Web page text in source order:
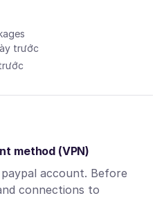
trước
method (VPN)
account. Before
connections to